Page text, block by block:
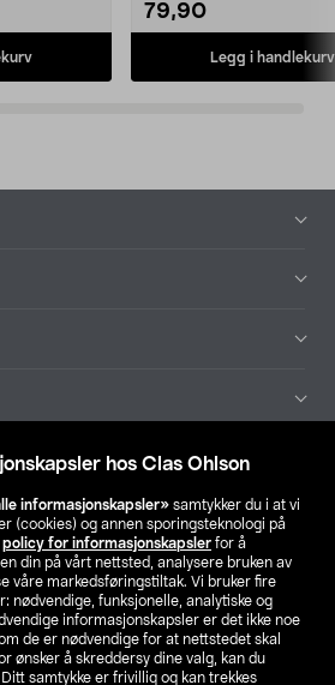
hos Clas Ohlson
informasjonskapsler» samtykker du i at vi
(cookies) og annen sporingsteknologi på
policy for informasjonskapsler for å
din på vårt nettsted, analysere bruken av
våre markedsføringstiltak. Vi bruker fire
nødvendige, funksjonelle, analytiske og
informasjonskapsler er det ikke noe
de er nødvendige for at nettstedet skal
ønsker å skreddersy dine valg, kan du
Ditt samtykke er frivillig og kan trekkes
79,90
Legg i handlekurv
Finn din butikk
SE NO FI